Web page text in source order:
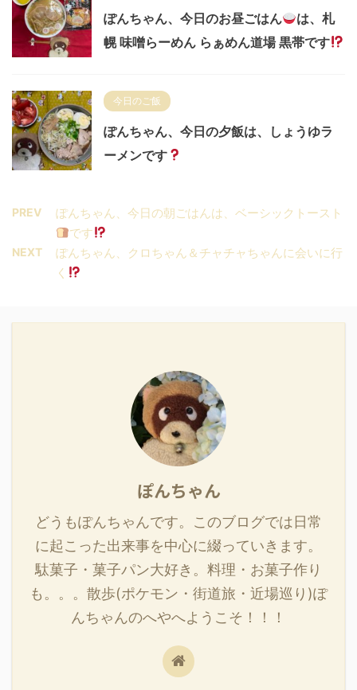
ぽんちゃん、今日のお昼ごはん
は、札
幌 味噌らーめん らぁめん道場 黒帯です
今日のご飯
ぽんちゃん、今日の夕飯は、しょうゆラ
ーメンです
PREV
ぽんちゃん、今日の朝ごはんは、ベーシックトースト
です
NEXT
ぽんちゃん、クロちゃん＆チャチャちゃんに会いに行
く
ぽんちゃん
どうもぽんちゃんです。このブログでは日常
に起こった出来事を中心に綴っていきます。
駄菓子・菓子パン大好き。料理・お菓子作り
も。。。散歩(ポケモン・街道旅・近場巡り)ぽ
んちゃんのへやへようこそ！！！